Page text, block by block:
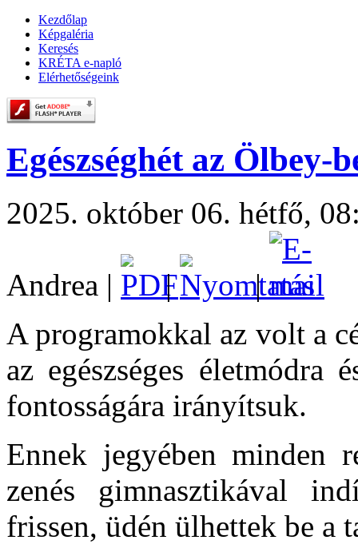
Kezdőlap
Képgaléria
Keresés
KRÉTA e-napló
Elérhetőségeink
Egészséghét az Ölbey-
2025. október 06. hétfő,
Andrea | |
|
A programokkal az volt a
az egészséges életmódra
fontosságára irányítsuk.
Ennek jegyében minden
zenés gimnasztikával
frissen, üdén ülhettek be a